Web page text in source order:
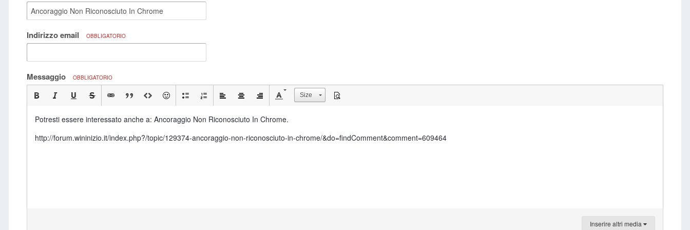
Indirizzo email OBBLIGATORIO
Messaggio OBBLIGATORIO
Size
Potresti essere interessato anche a: Ancoraggio Non Riconosciuto In Chrome.
http://forum.wininizio.it/index.php?/topic/129374-ancoraggio-non-riconosciuto-in-chrome/&do=findComment&comment=609464
Inserire altri media